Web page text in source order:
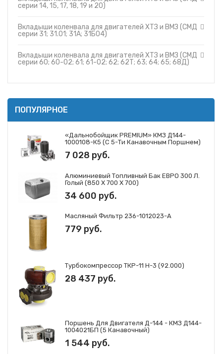
серии 14, 15, 17, 18, 19 и 20)
Вкладыши коленвала для двигателей ХТЗ и ВМЗ (СМД
серии 31; 31.01; 31А; 31Б04)
Вкладыши коленвала для двигателей ХТЗ и ВМЗ (СМД
серии 60; 60-02; 61; 61-02; 62; 62Т; 63; 64; 65; 68Д)
ПОПУЛЯРНОЕ
«Дальнобойщик PREMIUM» КМЗ Д144-
1000108-К5 (с 5-Ти Канавочным Поршнем)
7 028 руб.
Алюминиевый Топливный Бак ЕВРО 300 Л.
Голый (850 Х 700 Х 700)
34 600 руб.
Масляный Фильтр 236-1012023-А
779 руб.
Турбокомпрессор ТКР-11 Н-3 (92.000)
28 437 руб.
Поршень Для Двигателя Д-144 - КМЗ Д144-
1004021БП (5 Канавочный)
1 544 руб.